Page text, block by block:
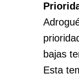
bajas
Esta